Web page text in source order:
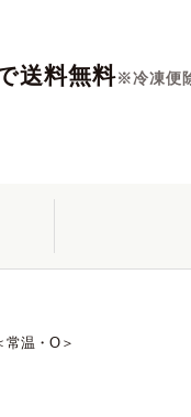
送料無料※冷凍便
常温・O＞